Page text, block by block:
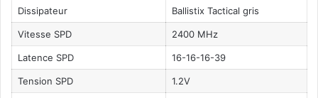
Dissipateur Ballistix Tactical gris
Vitesse SPD 2400 MHz
Latence SPD 16-16-16-39
Tension SPD 1.2V